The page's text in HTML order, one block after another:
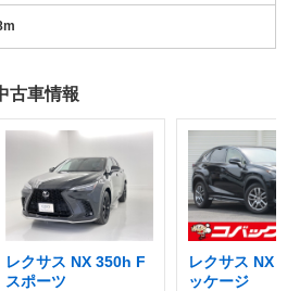
m
古車情報
レクサス NX 350h F
スポーツ
レクサス NX
ッケージ